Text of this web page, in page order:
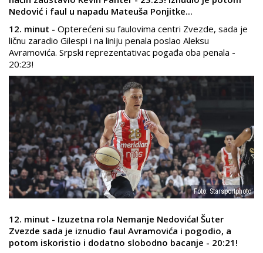
Nedović i faul u napadu Mateuša Ponjitke...
12. minut - Opterećeni su faulovima centri Zvezde, sada je
ličnu zaradio Gilespi i na liniju penala poslao Aleksu
Avramovića. Srpski reprezentativac pogađa oba penala -
20:23!
Foto: Starsportphoto
12. minut - Izuzetna rola Nemanje Nedovića! Šuter
Zvezde sada je iznudio faul Avramovića i pogodio, a
potom iskoristio i dodatno slobodno bacanje - 20:21!